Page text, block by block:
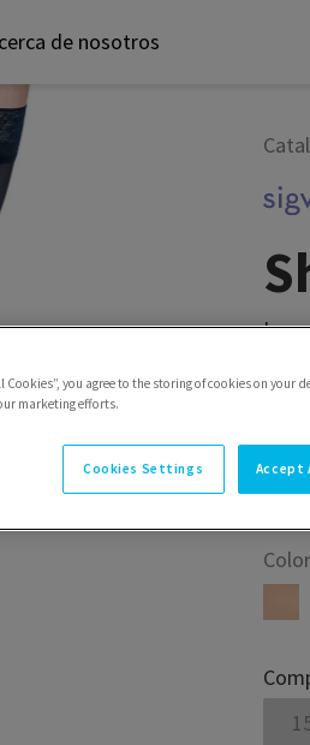
de nosotros
Las
Cookies”, you agree to the storing of cookies on your
marketing efforts.
Cookies Settings Accept